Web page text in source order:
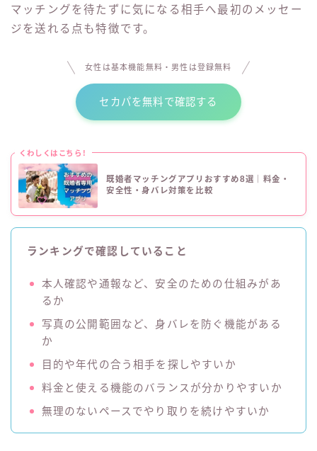
マッチングを待たずに気になる相手へ最初のメッセー
ジを送れる点も特徴です。
女性は基本機能無料・男性は登録無料
セカパを無料で確認する
くわしくはこちら!
既婚者マッチングアプリおすすめ8選｜料金・
安全性・身バレ対策を比較
ランキングで確認していること
本人確認や通報など、安全のための仕組みがあ
るか
写真の公開範囲など、身バレを防ぐ機能がある
か
目的や年代の合う相手を探しやすいか
料金と使える機能のバランスが分かりやすいか
無理のないペースでやり取りを続けやすいか